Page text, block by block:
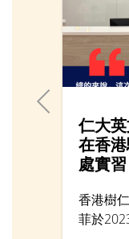
仁大
在香
處實習
香港樹
菲於